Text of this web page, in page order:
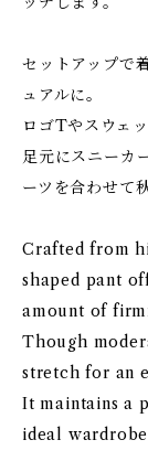
セットアップで
ュアルに。
ロゴTやスウェ
足元にスニーカ
ーツを合わせて
Crafted from
shaped pant
amount of
Though
stretch for an
It maintains a
ideal